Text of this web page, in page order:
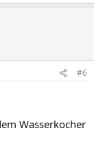
#6
Wasserkocher